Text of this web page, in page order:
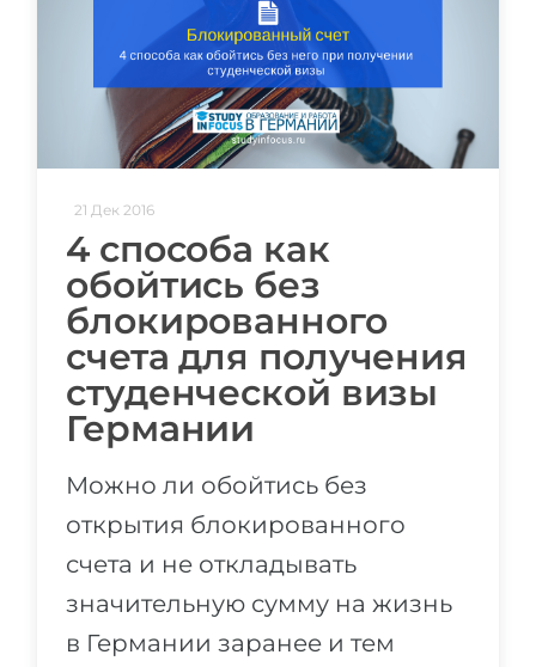
21 Дек 2016
4 способа как
обойтись без
блокированного
счета для получения
студенческой визы
Германии
Можно ли обойтись без
открытия блокированного
счета и не откладывать
значительную сумму на жизнь
в Германии заранее и тем